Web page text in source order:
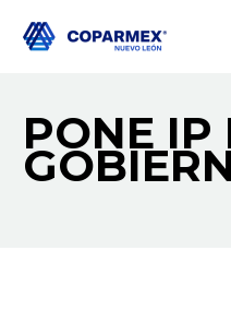
PONE IP